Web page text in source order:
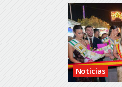
Noticias